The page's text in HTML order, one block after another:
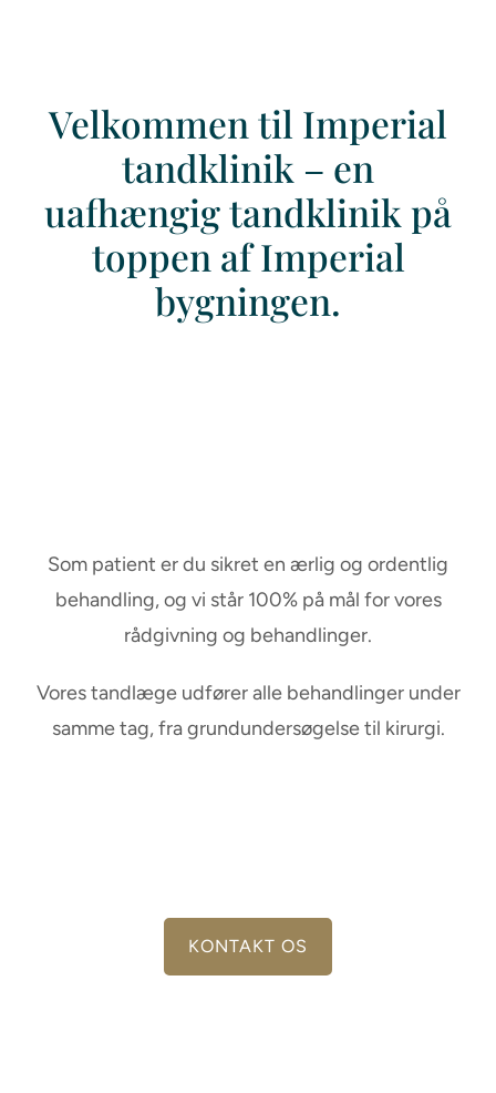
Velkommen til Imperial
tandklinik – en
uafhængig tandklinik på
toppen af Imperial
bygningen.
Som patient er du sikret en ærlig og ordentlig
behandling, og vi står 100% på mål for vores
rådgivning og behandlinger.
Vores tandlæge udfører alle behandlinger under
samme tag, fra grundundersøgelse til kirurgi.
KONTAKT OS